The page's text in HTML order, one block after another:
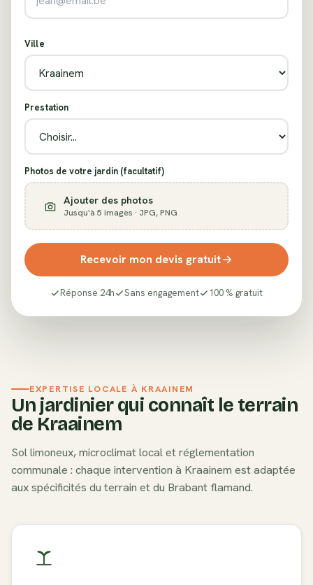
Ville
Prestation
Photos de votre jardin (facultatif)
Ajouter des photos
Jusqu'à 5 images · JPG, PNG
Recevoir mon devis gratuit
Réponse 24h Sans engagement 100 % gratuit
EXPERTISE LOCALE À KRAAINEM
Un jardinier qui connaît le terrain
de Kraainem
Sollimoneux, microclimat local et réglementation
communale : chaque intervention à Kraainem est adaptée
aux spécificités du terrain et du Brabant flamand.